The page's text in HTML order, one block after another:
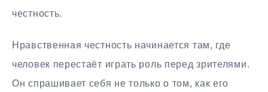
честность.
Нравственная честность начинается там, где
человек перестаёт играть роль перед зрителями.
Он спрашивает себя не только о том, как его